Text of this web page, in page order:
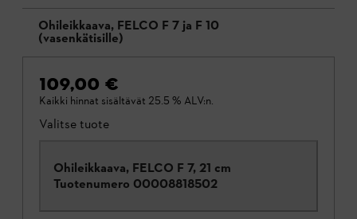
Ohileikkaava, FELCO F 7 ja F 10
(vasenkätisille)
109,00 €
Kaikki hinnat sisältävät 25.5 % ALV:n.
Valitse tuote
Ohileikkaava, FELCO F 7, 21 cm
Tuotenumero 00008818502